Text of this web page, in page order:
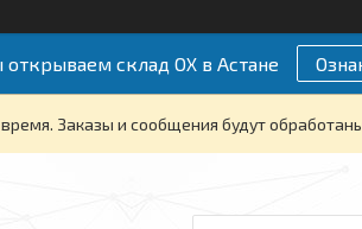
склад ОХ в Астане
Заказы и сообщения будут